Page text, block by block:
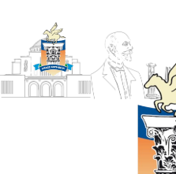
ΔΗΜΟΣ
ΚΟΡΙΝΘΙΩΝ